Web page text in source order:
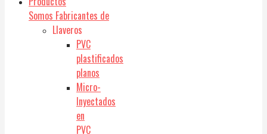
Somos Fabricantes de
Llaveros
PVC
plastificados
planos
Micro-
Inyectados
en
PVC